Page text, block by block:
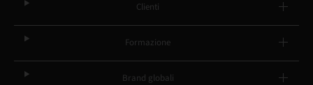
Clienti
Formazione
Brand globali